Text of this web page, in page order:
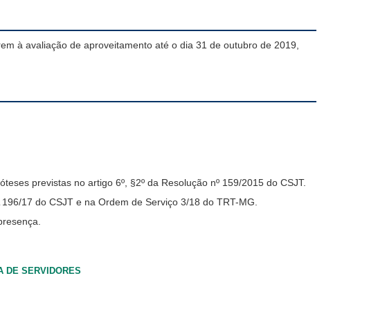
à avaliação de aproveitamento até o dia 31 de outubro de 2019,
previstas no artigo 6º, §2º da Resolução nº 159/2015 do CSJT.
17 do CSJT e na Ordem de Serviço 3/18 do TRT-MG.
DE SERVIDORES